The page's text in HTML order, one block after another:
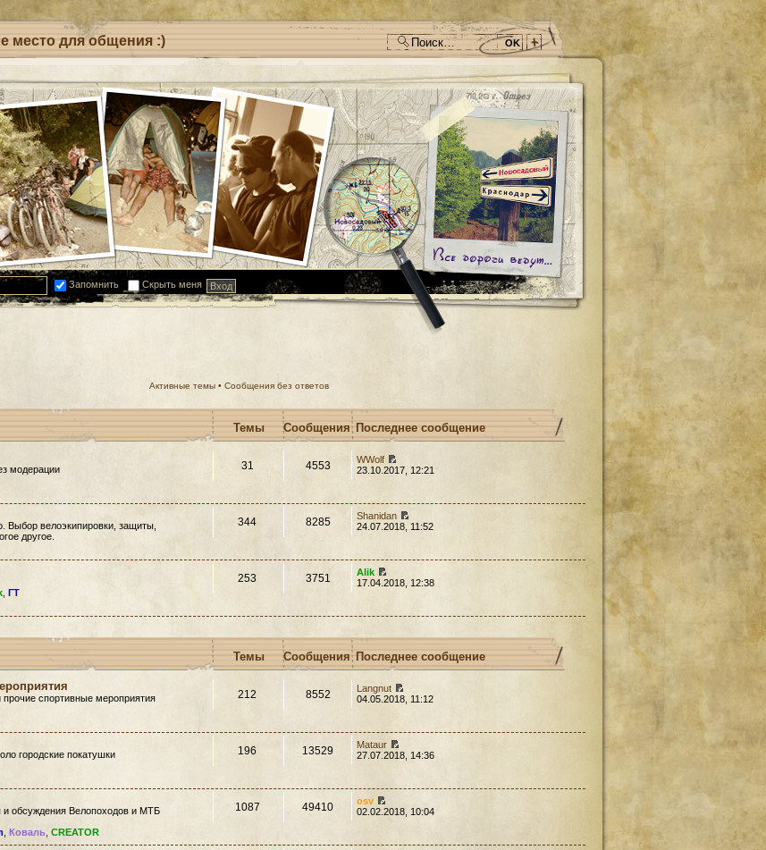
место для общения :)
Запомнить Скрыть меня
Активные темы • Сообщения без ответов
Темы Сообщения Последнее сообщение
модерации
31 4553
WWolf
23.10.2017, 12:21
Выбор велоэкипировки, защиты,
другое.
344 8285
Shanidan
24.07.2018, 11:52
ГТ
253 3751
Alik
17.04.2018, 12:38
Темы Сообщения Последнее сообщение
спортивные мероприятия
212 8552
Langnut
04.05.2018, 11:12
городские покатушки
196 13529
Mataur
27.07.2018, 14:36
и обсуждения Велопоходов и МТБ
Коваль CREATOR
1087 49410
osv
02.02.2018, 10:04